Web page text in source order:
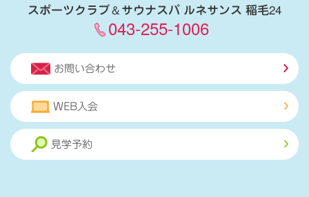
スポーツクラブ＆サウナスパ ルネサンス 稲毛24
043-255-1006
お問い合わせ
WEB入会
見学予約